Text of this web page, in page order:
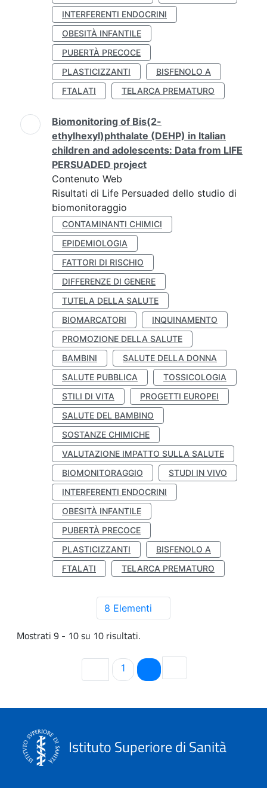
INTERFERENTI ENDOCRINI
OBESITÀ INFANTILE
PUBERTÀ PRECOCE
PLASTICIZZANTI
BISFENOLO A
FTALATI
TELARCA PREMATURO
Biomonitoring of Bis(2-
ethylhexyl)phthalate (DEHP) in Italian
children and adolescents: Data from LIFE
PERSUADED project
Contenuto Web
Risultati di Life Persuaded dello studio di
biomonitoraggio
CONTAMINANTI CHIMICI
EPIDEMIOLOGIA
FATTORI DI RISCHIO
DIFFERENZE DI GENERE
TUTELA DELLA SALUTE
BIOMARCATORI
INQUINAMENTO
PROMOZIONE DELLA SALUTE
BAMBINI
SALUTE DELLA DONNA
SALUTE PUBBLICA
TOSSICOLOGIA
STILI DI VITA
PROGETTI EUROPEI
SALUTE DEL BAMBINO
SOSTANZE CHIMICHE
VALUTAZIONE IMPATTO SULLA SALUTE
BIOMONITORAGGIO
STUDI IN VIVO
INTERFERENTI ENDOCRINI
OBESITÀ INFANTILE
PUBERTÀ PRECOCE
PLASTICIZZANTI
BISFENOLO A
FTALATI
TELARCA PREMATURO
8 Elementi
Mostrati 9 - 10 su 10 risultati.
Pagina
1 Pagina
Istituto Superiore di Sanità